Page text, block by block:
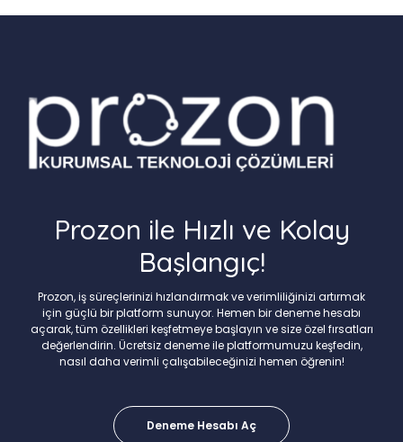
Prozon ile Hızlı ve Kolay
Başlangıç!
Prozon, iş süreçlerinizi hızlandırmak ve verimliliğinizi artırmak
için güçlü bir platform sunuyor. Hemen bir deneme hesabı
açarak, tüm özellikleri keşfetmeye başlayın ve size özel fırsatları
değerlendirin. Ücretsiz deneme ile platformumuzu keşfedin,
nasıl daha verimli çalışabileceğinizi hemen öğrenin!
Deneme Hesabı Aç